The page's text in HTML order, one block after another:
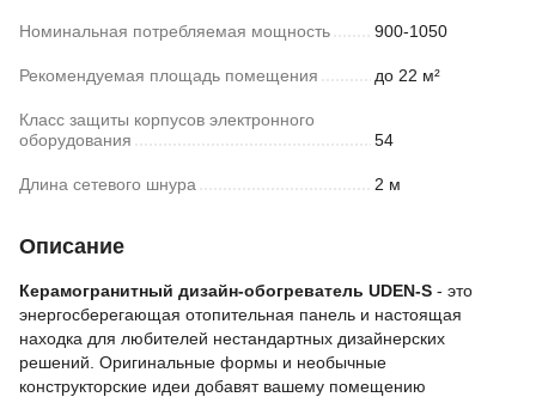
Номинальная потребляемая мощность 900-1050
Рекомендуемая площадь помещения до 22 м²
Класс защиты корпусов электронного
оборудования
54
Длина сетевого шнура 2 м
Описание
Керамогранитный дизайн-обогреватель UDEN-S - это
энергосберегающая отопительная панель и настоящая
находка для любителей нестандартных дизайнерских
решений. Оригинальные формы и необычные
конструкторские идеи добавят вашему помещению